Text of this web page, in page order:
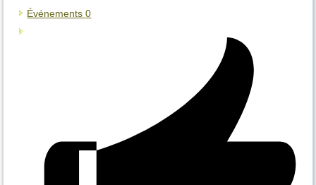
Événements0